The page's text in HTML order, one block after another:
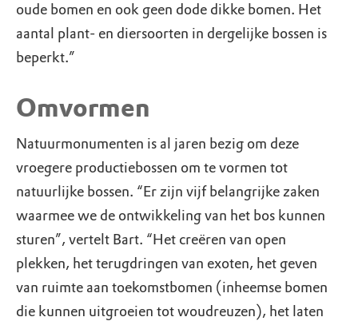
oude bomen en ook geen dode dikke bomen. Het
aantal plant- en diersoorten in dergelijke bossen is
beperkt.”
Omvormen
Natuurmonumenten is al jaren bezig om deze
vroegere productiebossen om te vormen tot
natuurlijke bossen. “Er zijn vijf belangrijke zaken
waarmee we de ontwikkeling van het bos kunnen
sturen”, vertelt Bart. “Het creëren van open
plekken, het terugdringen van exoten, het geven
van ruimte aan toekomstbomen (inheemse bomen
die kunnen uitgroeien tot woudreuzen), het laten